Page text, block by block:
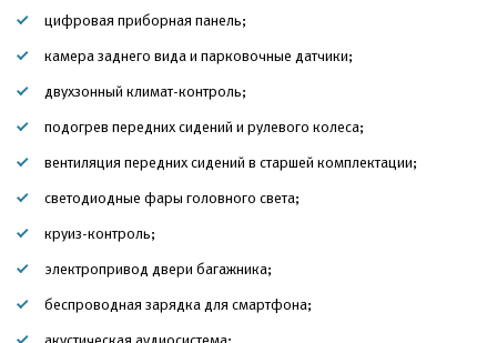
цифровая приборная панель;
камера заднего вида и парковочные датчики;
двухзонный климат-контроль;
подогрев передних сидений и рулевого колеса;
вентиляция передних сидений в старшей комплектации;
светодиодные фары головного света;
круиз-контроль;
электропривод двери багажника;
беспроводная зарядка для смартфона;
акустическая аудиосистема;